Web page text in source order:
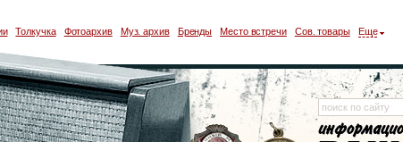
Толкучка Фотоархив Муз. архив Бренды Место встречи Сов. товары Еще